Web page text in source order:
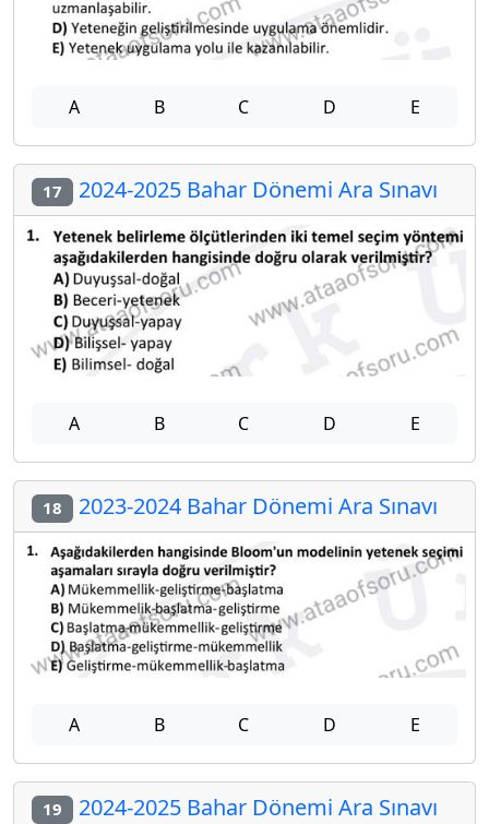
A B C D E
17 2024-2025 Bahar Dönemi Ara Sınavı
A B C D E
18 2023-2024 Bahar Dönemi Ara Sınavı
A B C D E
19 2024-2025 Bahar Dönemi Ara Sınavı